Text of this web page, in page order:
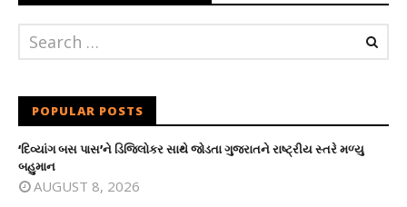
POPULAR POSTS
‘દિવ્યાંગ બસ પાસ’ને ડિજિલોકર સાથે જોડતા ગુજરાતને રાષ્ટ્રીય સ્તરે મળ્યુ
બહુમાન
AUGUST 8, 2026